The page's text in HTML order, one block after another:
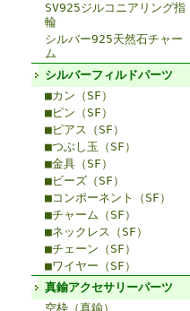
SV925ジルコニアリング指
輪
シルバー925天然石チャー
ム
シルバーフィルドパーツ
■カン（SF）
■ピン（SF）
■ピアス（SF）
■つぶし玉（SF）
■金具（SF）
■ビーズ（SF）
■コンポーネント（SF）
■チャーム（SF）
■ネックレス（SF）
■チェーン（SF）
■ワイヤー（SF）
真鍮アクセサリーパーツ
空枠（真鍮）